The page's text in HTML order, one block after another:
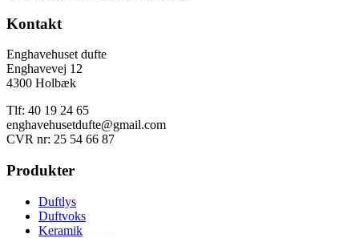
Kontakt
Enghavehuset dufte
Enghavevej 12
4300 Holbæk
Tlf: 40 19 24 65
enghavehusetdufte@gmail.com
CVR nr: 25 54 66 87
Produkter
Duftlys
Duftvoks
Keramik